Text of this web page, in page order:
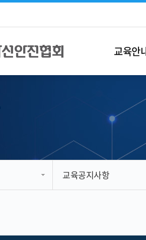
교육안
교육공지사항